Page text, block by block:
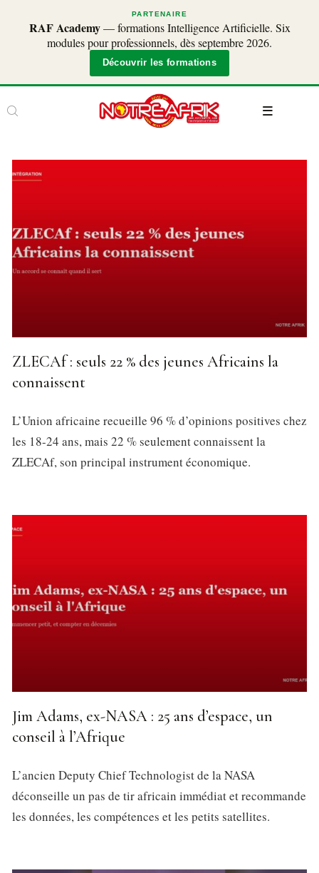
PARTENAIRE
RAF Academy— formations Intelligence Artificielle. Six
modules pour professionnels, dès septembre 2026.
Découvrir les formations
ZLECAf : seuls 22 % des jeunes Africains la
connaissent
L’Union africaine recueille 96 % d’opinions positives chez
les 18-24 ans, mais 22 % seulement connaissent la
ZLECAf, son principal instrument économique.
Jim Adams, ex-NASA : 25 ans d’espace, un
conseil à l’Afrique
L’ancien Deputy Chief Technologist de la NASA
déconseille un pas de tir africain immédiat et recommande
les données, les compétences et les petits satellites.